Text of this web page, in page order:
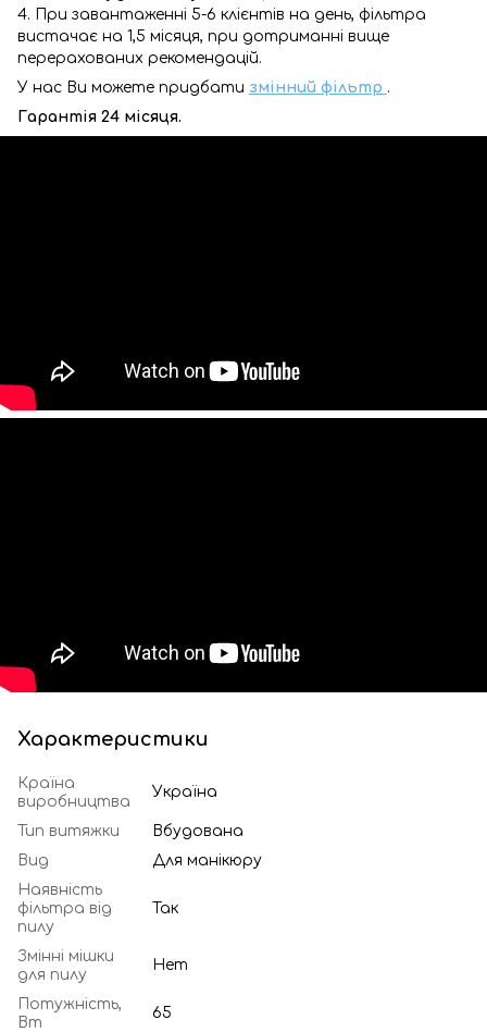
4. При завантаженні 5-6 клієнтів на день, фільтра
вистачає на 1,5 місяця, при дотриманні вище
перерахованих рекомендацій.
У нас Ви можете придбати змінний фільтр .
Гарантія 24 місяця.
Характеристики
Країна
виробництва
Україна
Тип витяжки
Вбудована
Вид
Для манікюру
Наявність
фільтра від
пилу
Так
Змінні мішки
для пилу
Нет
Потужність,
Вт
65